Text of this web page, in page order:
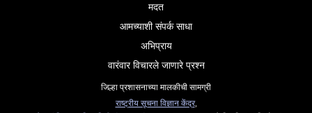
मदत
आमच्याशी संपर्क साधा
अभिप्राय
वारंवार विचारले जाणारे प्रश्न
जिल्हा प्रशासनाच्या मालकीची सामग्री
राष्ट्रीय सूचना विज्ञान केंद्र,